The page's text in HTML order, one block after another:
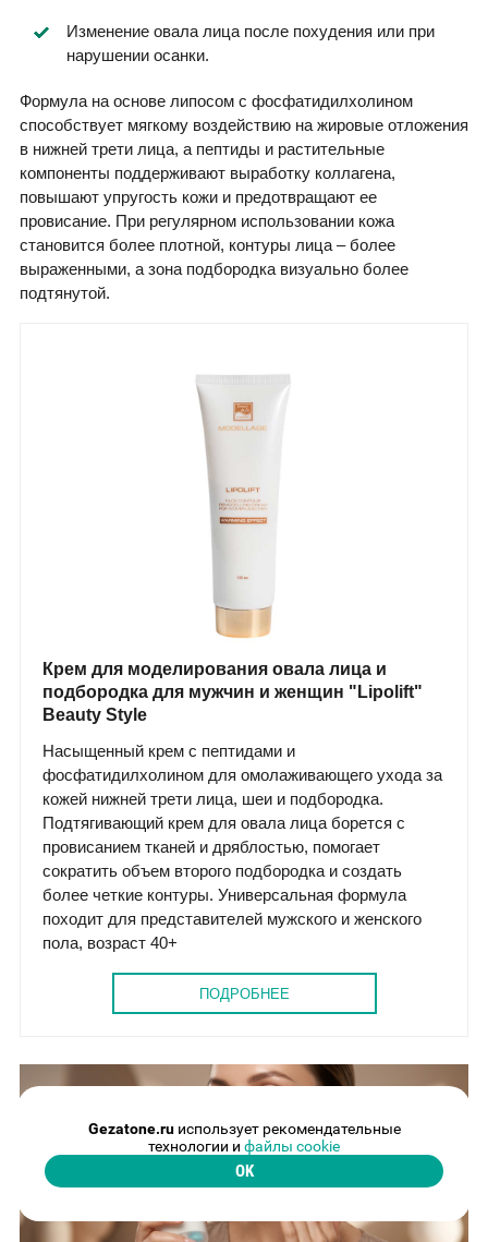
Изменение овала лица после похудения или при
нарушении осанки.
Формула на основе липосом с фосфатидилхолином
способствует мягкому воздействию на жировые отложения
в нижней трети лица, а пептиды и растительные
компоненты поддерживают выработку коллагена,
повышают упругость кожи и предотвращают ее
провисание. При регулярном использовании кожа
становится более плотной, контуры лица – более
выраженными, а зона подбородка визуально более
подтянутой.
Крем для моделирования овала лица и
подбородка для мужчин и женщин "Lipolift"
Beauty Style
Насыщенный крем с пептидами и
фосфатидилхолином для омолаживающего ухода за
кожей нижней трети лица, шеи и подбородка.
Подтягивающий крем для овала лица борется с
провисанием тканей и дряблостью, помогает
сократить объем второго подбородка и создать
более четкие контуры. Универсальная формула
походит для представителей мужского и женского
пола, возраст 40+
ПОДРОБНЕЕ
Gezatone.ruиспользует рекомендательные
технологии и файлы cookie
OK